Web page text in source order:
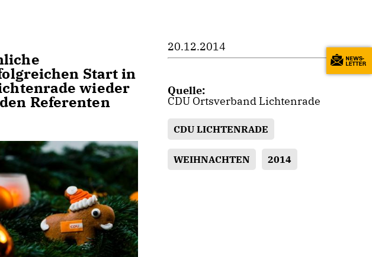
Start in
wieder
Referenten
20.12.2014
Quelle:
CDU Ortsverband Lichtenrade
CDU LICHTENRADE
WEIHNACHTEN 2014